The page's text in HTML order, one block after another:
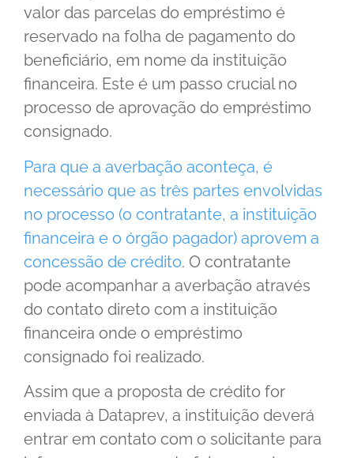
valor das parcelas do empréstimo é
reservado na folha de pagamento do
beneficiário, em nome da instituição
financeira. Este é um passo crucial no
processo de aprovação do empréstimo
consignado.
Para que a averbação aconteça, é
necessário que as três partes envolvidas
no processo (o contratante, a instituição
financeira e o órgão pagador) aprovem a
concessão de crédito. O contratante
pode acompanhar a averbação através
do contato direto com a instituição
financeira onde o empréstimo
consignado foi realizado.
Assim que a proposta de crédito for
enviada à Dataprev, a instituição deverá
entrar em contato com o solicitante para